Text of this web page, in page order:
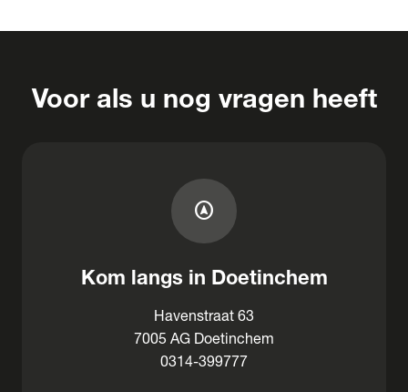
Voor als u nog vragen heeft
assistant_navigation
Kom langs in Doetinchem
Havenstraat 63
7005 AG Doetinchem
0314-399777